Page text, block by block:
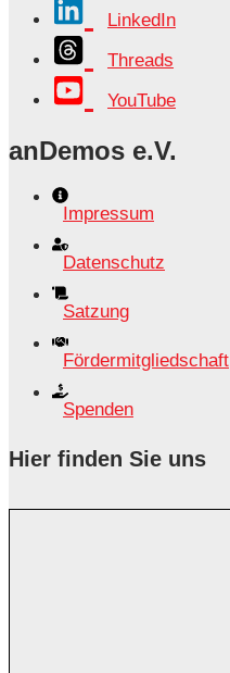
LinkedIn
Threads
YouTube
anDemos e.V.
Impressum
Datenschutz
Satzung
Fördermitgliedschaft
Spenden
Hier finden Sie uns